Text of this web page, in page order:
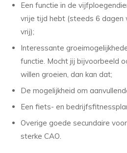
Een functie in de
vrije tijd hebt (steeds 6 dagen
vrij);
Interessante
functie. Mocht jij bijvoorbeeld
willen groeien, dan kan dat;
De mogelijkheid om
Een fiets- en
Overige goede secundaire
sterke CAO.